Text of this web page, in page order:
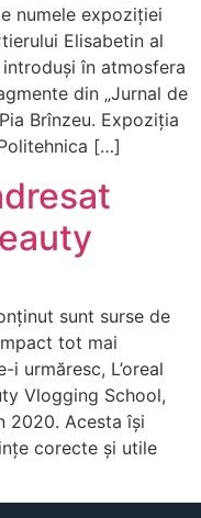
numele expoziției
Elisabetin al
în atmosfera
din „Jurnal de
Brînzeu. Expoziția
[…]
sunt surse de
tot mai
urmăresc, L’oreal
Vlogging School,
2020. Acesta își
corecte și utile